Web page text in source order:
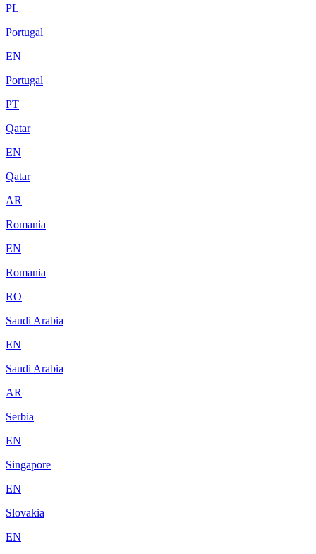
PL
Portugal
EN
Portugal
PT
Qatar
EN
Qatar
AR
Romania
EN
Romania
RO
Saudi Arabia
EN
Saudi Arabia
AR
Serbia
EN
Singapore
EN
Slovakia
EN